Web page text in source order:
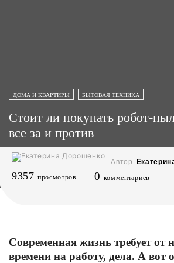
ДОМА И КВАРТИРЫ БЫТОВАЯ ТЕХНИКА
Стоит ли покупать робот-
все за и против
Автор
9357 просмотров 0 комментариев
Современная жизнь требует от
времени на работу, дела. А вот